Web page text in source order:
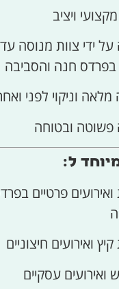
ויציב
ידי צוות מנוסה
בפרדס חנה והסביבה
וניקוי לפני
ובטוחה
ל:
ואירועים פרטיים
ואירועים חיצוניים
ואירועים עסקיים